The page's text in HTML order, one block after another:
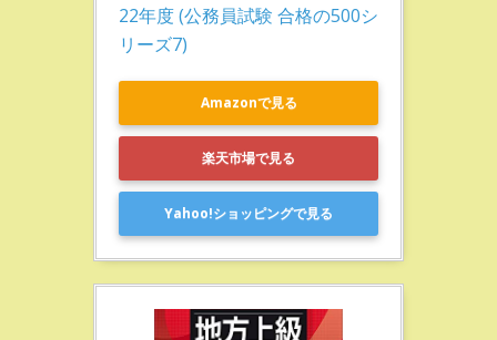
22年度 (公務員試験 合格の500シ
リーズ7)
Amazonで見る
楽天市場で見る
Yahoo!ショッピングで見る